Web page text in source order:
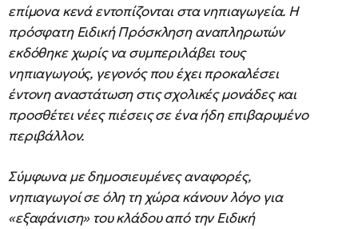
επίμονα κενά εντοπίζονται στα νηπιαγωγεία. Η
πρόσφατη Ειδική Πρόσκληση αναπληρωτών
εκδόθηκε χωρίς να συμπεριλάβει τους
νηπιαγωγούς, γεγονός που έχει προκαλέσει
έντονη αναστάτωση στις σχολικές μονάδες και
προσθέτει νέες πιέσεις σε ένα ήδη επιβαρυμένο
περιβάλλον.
Σύμφωνα με δημοσιευμένες αναφορές,
νηπιαγωγοί σε όλη τη χώρα κάνουν λόγο για
«εξαφάνιση» του κλάδου από την Ειδική